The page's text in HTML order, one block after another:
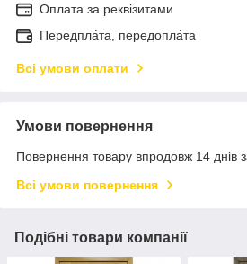
Оплата за реквізитами
Передпла́та, передопла́та
Всі умови оплати
Умови повернення
Повернення товару впродовж 14 днів
Всі умови повернення
Подібні товари компанії